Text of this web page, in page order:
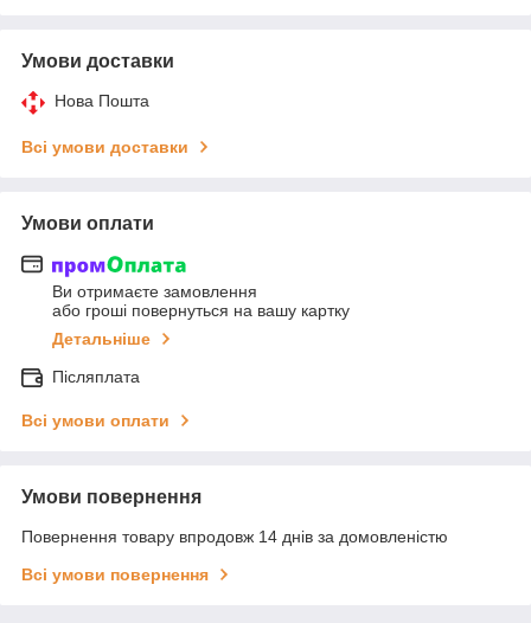
Умови доставки
Нова Пошта
Всі умови доставки
Умови оплати
Ви отримаєте замовлення
або гроші повернуться на вашу картку
Детальніше
Післяплата
Всі умови оплати
Умови повернення
Повернення товару впродовж 14 днів за домовленістю
Всі умови повернення